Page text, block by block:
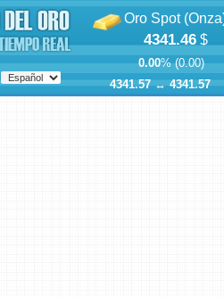
Oro Spot
4341.46$
0.00% (0.00)
4341.57↔4341.57